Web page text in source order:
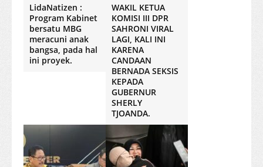
LidaNatizen :
Program Kabinet
bersatu MBG
meracuni anak
bangsa, pada hal
ini proyek.
WAKIL KETUA
KOMISI III DPR
SAHRONI VIRAL
LAGI, KALI INI
KARENA
CANDAAN
BERNADA SEKSIS
KEPADA
GUBERNUR
SHERLY
TJOANDA.